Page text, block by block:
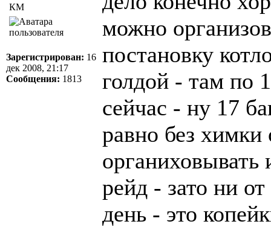
КМ
Зарегистрирован: 16
дек 2008, 21:17
Сообщения: 1813
можно
постановку
голдой - там по
сейчас - ну 17
равно без химки
органиховывать
рейд - зато ни
день - это